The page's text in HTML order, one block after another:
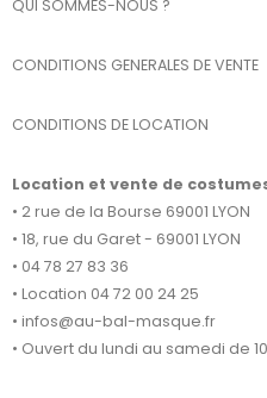
QUI SOMMES-NOUS ?
CONDITIONS GENERALES DE VENTE
CONDITIONS DE LOCATION
Location et vente de
• 2 rue de la Bourse 69001 LYON
• 18, rue du Garet - 69001 LYON
• 04 78 27 83 36
• Location 04 72 00 24 25
• infos@au-bal-masque.fr
• Ouvert du lundi au samedi de